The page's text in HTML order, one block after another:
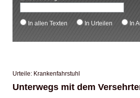
In allen Texten In Urteilen In
Urteile: Krankenfahrstuhl
Unterwegs mit dem